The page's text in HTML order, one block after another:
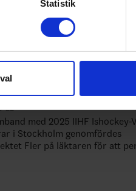
in dina preferenser i
identifierare och annan
med. Dessa kan i sin
Statistik
Ishockeyförbundet
för ökad
vid evenemang
22
med 2025 IIHF Ishockey-
i Stockholm genomfördes
Fler på läktaren för att